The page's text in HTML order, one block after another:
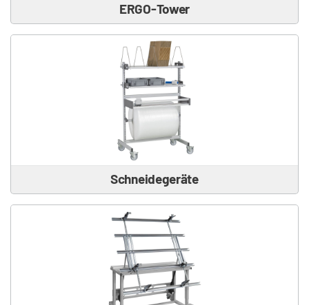
ERGO-Tower
Schneidegeräte